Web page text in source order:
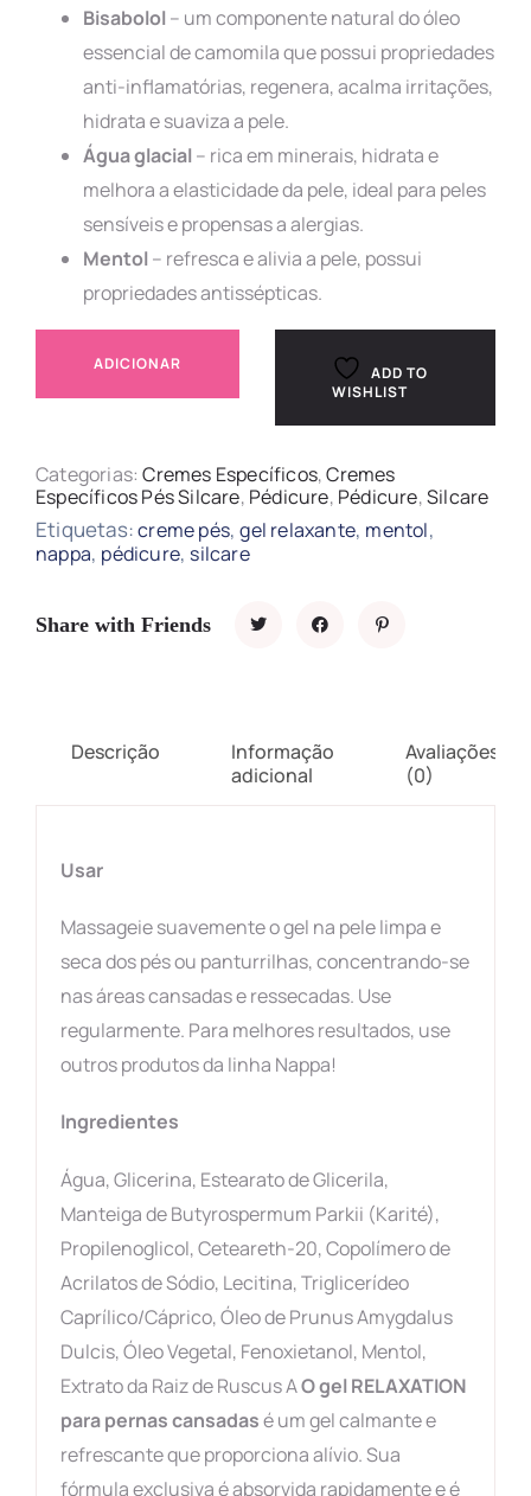
Bisabolol– um componente natural do óleo
essencial de camomila que possui propriedades
anti-inflamatórias, regenera, acalma irritações,
hidrata e suaviza a pele.
Água glacial– rica em minerais, hidrata e
melhora a elasticidade da pele, ideal para peles
sensíveis e propensas a alergias.
Mentol– refresca e alivia a pele, possui
propriedades antissépticas.
ADICIONAR
ADD TO
WISHLIST
Categorias:Cremes Específicos,Cremes
Específicos Pés Silcare, Pédicure, Pédicure,Silcare
Etiquetas:creme pés,gel relaxante, mentol,
nappa, pédicure, silcare
Share with Friends
Descrição
Informação
adicional
Avaliações
(0)
Usar
Massageie suavemente o gel na pele limpa e
seca dos pés ou panturrilhas, concentrando-se
nas áreas cansadas e ressecadas. Use
regularmente. Para melhores resultados, use
outros produtos da linha Nappa!
Ingredientes
Água, Glicerina, Estearato de Glicerila,
Manteiga de Butyrospermum Parkii (Karité),
Propilenoglicol, Ceteareth-20, Copolímero de
Acrilatos de Sódio, Lecitina, Triglicerídeo
Caprílico/Cáprico, Óleo de Prunus Amygdalus
Dulcis, Óleo Vegetal, Fenoxietanol, Mentol,
Extrato da Raiz de Ruscus AO gel RELAXATION
para pernas cansadasé um gel calmante e
refrescante que proporciona alívio. Sua
fórmula exclusiva é absorvida rapidamente e é